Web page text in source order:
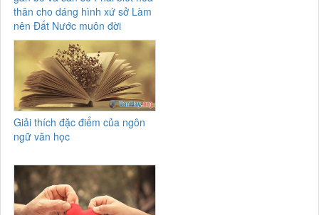
thân cho dáng hình xứ sở Làm
nên Đất Nước muôn đời
Giải thích đặc điểm của ngôn
ngữ văn học